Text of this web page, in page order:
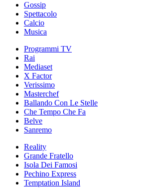
Gossip
Spettacolo
Calcio
Musica
Programmi TV
Rai
Mediaset
X Factor
Verissimo
Masterchef
Ballando Con Le Stelle
Che Tempo Che Fa
Belve
Sanremo
Reality
Grande Fratello
Isola Dei Famosi
Pechino Express
Temptation Island